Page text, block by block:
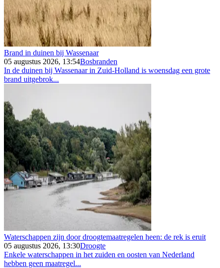
Brand in duinen bij Wassenaar
05 augustus 2026, 13:54Bosbranden
In de duinen bij Wassenaar in Zuid-Holland is woensdag een grote
brand uitgebrok...
Waterschappen zijn door droogtemaatregelen heen: de rek is eruit
05 augustus 2026, 13:30Droogte
Enkele waterschappen in het zuiden en oosten van Nederland
hebben geen maatregel...